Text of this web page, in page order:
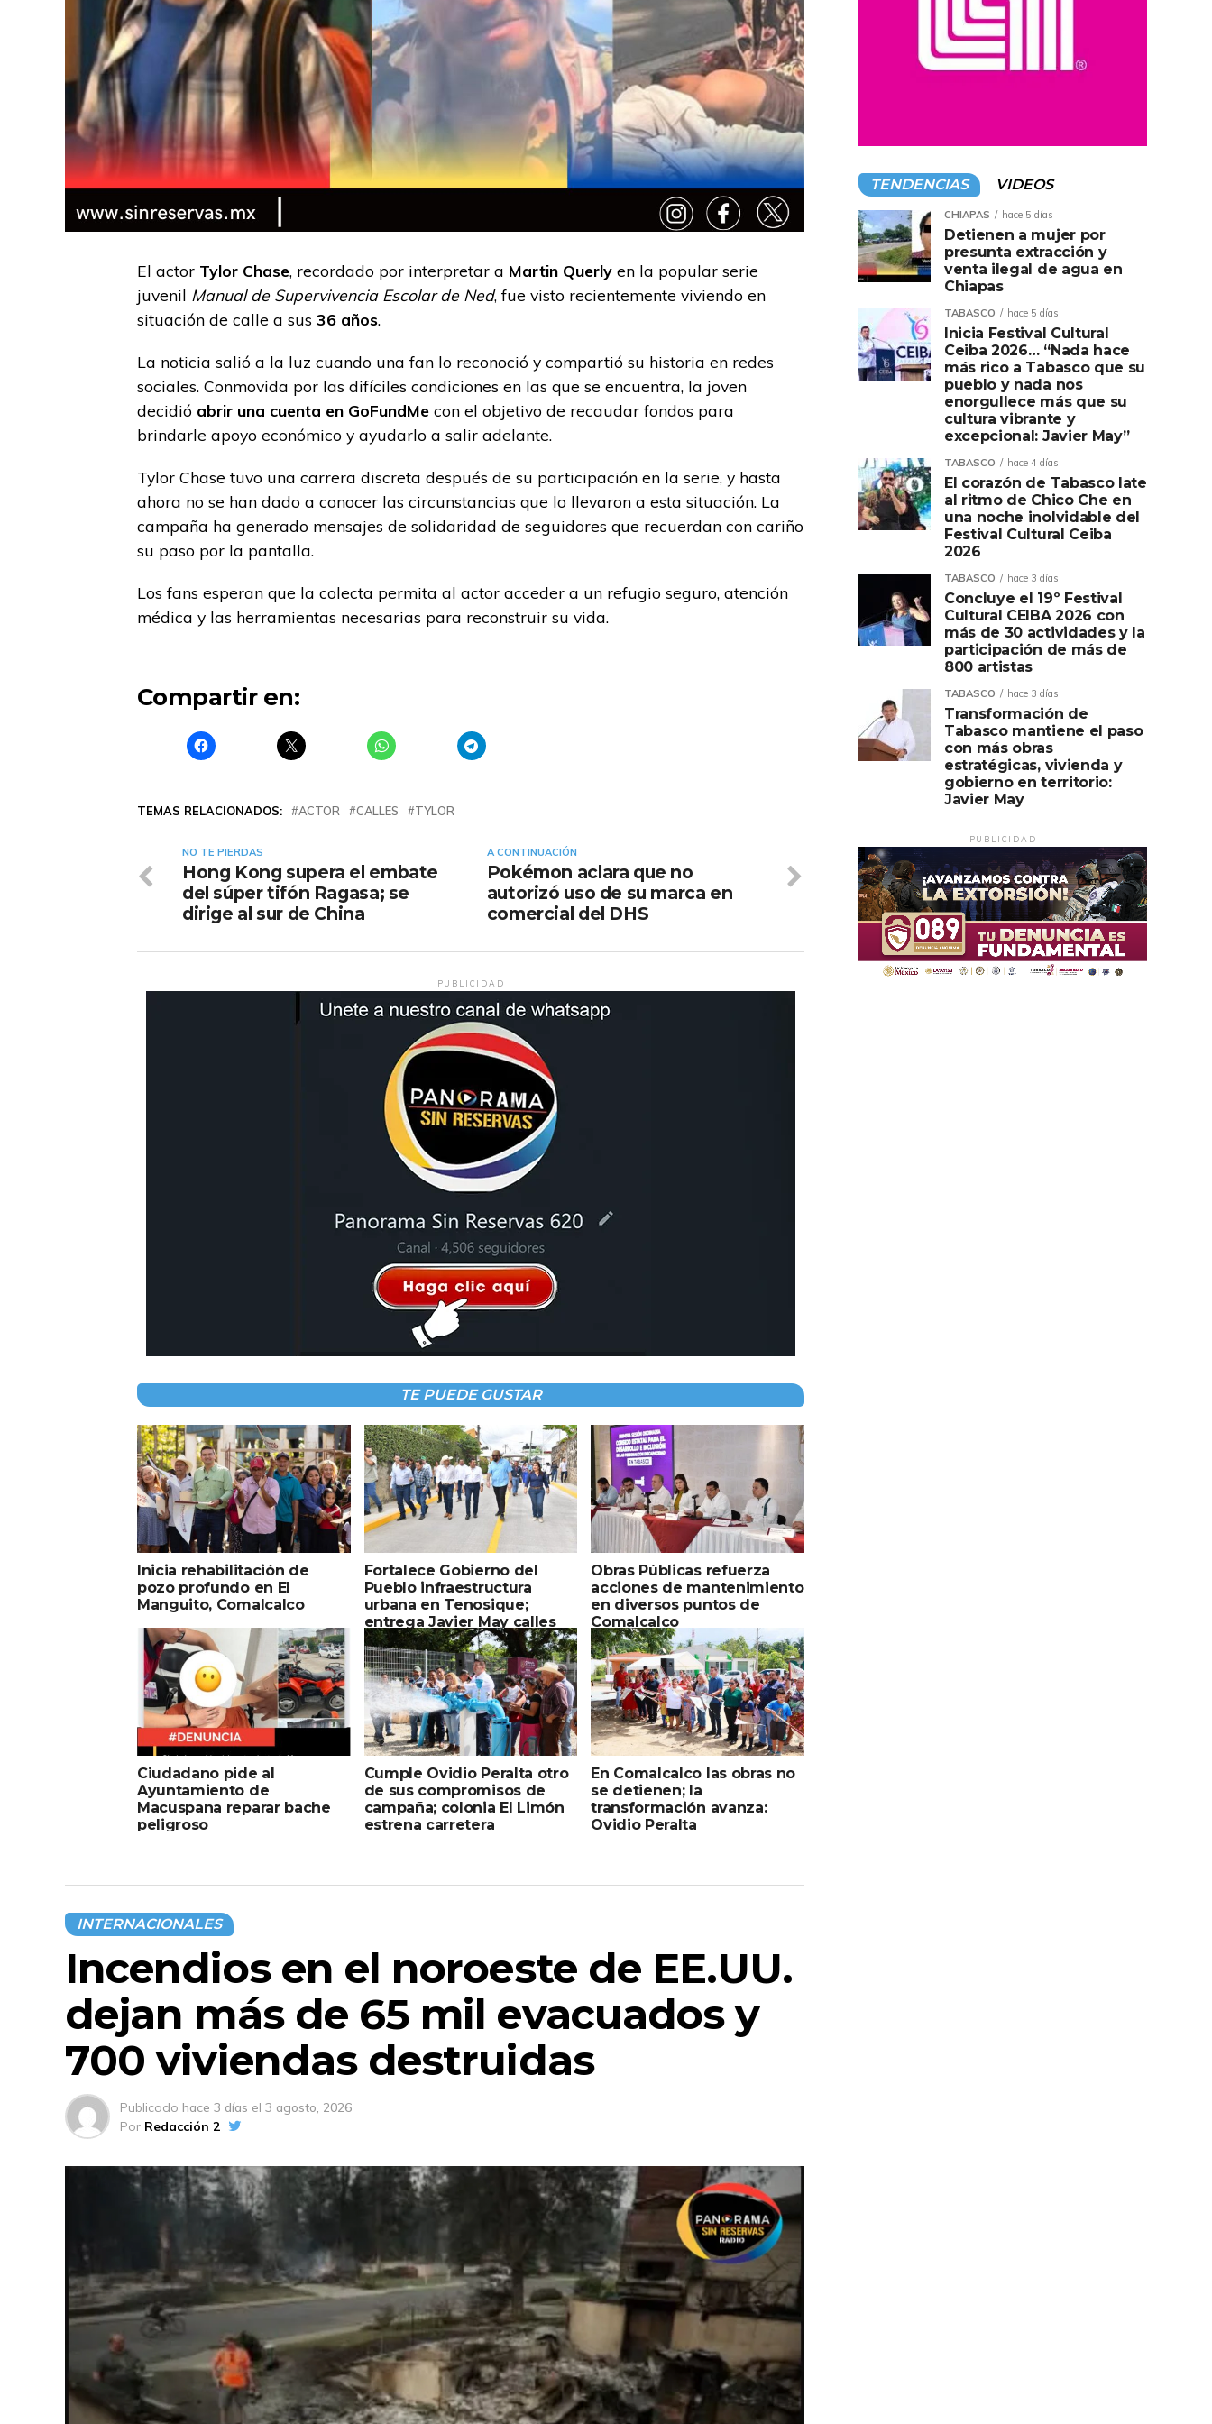
El actor Tylor Chase, recordado por interpretar a Martin Querly en la popular serie
juvenil Manual de Supervivencia Escolar de Ned, fue visto recientemente viviendo en
situación de calle a sus 36 años.
La noticia salió a la luz cuando una fan lo reconoció y compartió su historia en redes
sociales. Conmovida por las difíciles condiciones en las que se encuentra, la joven
decidió abrir una cuenta en GoFundMe con el objetivo de recaudar fondos para
brindarle apoyo económico y ayudarlo a salir adelante.
Tylor Chase tuvo una carrera discreta después de su participación en la serie, y hasta
ahora no se han dado a conocer las circunstancias que lo llevaron a esta situación. La
campaña ha generado mensajes de solidaridad de seguidores que recuerdan con cariño
su paso por la pantalla.
Los fans esperan que la colecta permita al actor acceder a un refugio seguro, atención
médica y las herramientas necesarias para reconstruir su vida.
Compartir en:
TEMAS RELACIONADOS: ACTOR CALLES TYLOR
A CONTINUACIÓN
Pokémon aclara que no
autorizó uso de su marca en
comercial del DHS
NO TE PIERDAS
Hong Kong supera el embate
del súper tifón Ragasa; se
dirige al sur de China
PUBLICIDAD
TE PUEDE GUSTAR
Inicia rehabilitación de
pozo profundo en El
Manguito, Comalcalco
Fortalece Gobierno del
Pueblo infraestructura
urbana en Tenosique;
entrega Javier May calles
pavimentadas con concreto
hidráulico
Obras Públicas refuerza
acciones de mantenimiento
en diversos puntos de
Comalcalco
Ciudadano pide al
Ayuntamiento de
Macuspana reparar bache
peligroso
Cumple Ovidio Peralta otro
de sus compromisos de
campaña; colonia El Limón
estrena carretera
En Comalcalco las obras no
se detienen; la
transformación avanza:
Ovidio Peralta
INTERNACIONALES
Incendios en el noroeste de EE.UU.
dejan más de 65 mil evacuados y
700 viviendas destruidas
Publicado hace 3 días el 3 agosto, 2026
Por Redacción 2
TENDENCIAS VIDEOS
CHIAPAS hace 5 días
Detienen a mujer por
presunta extracción y
venta ilegal de agua en
Chiapas
TABASCO hace 5 días
Inicia Festival Cultural
Ceiba 2026… “Nada hace
más rico a Tabasco que su
pueblo y nada nos
enorgullece más que su
cultura vibrante y
excepcional: Javier May”
TABASCO hace 4 días
El corazón de Tabasco late
al ritmo de Chico Che en
una noche inolvidable del
Festival Cultural Ceiba
2026
TABASCO hace 3 días
Concluye el 19º Festival
Cultural CEIBA 2026 con
más de 30 actividades y la
participación de más de
800 artistas
TABASCO hace 3 días
Transformación de
Tabasco mantiene el paso
con más obras
estratégicas, vivienda y
gobierno en territorio:
Javier May
PUBLICIDAD